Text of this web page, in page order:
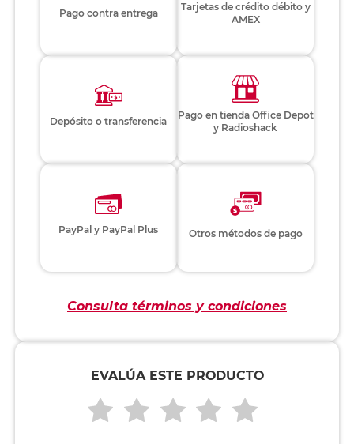
Pago contra entrega
Tarjetas de crédito débito y
AMEX
Depósito o transferencia
Pago en tienda Office Depot
y Radioshack
PayPal y PayPal Plus Otros métodos de pago
Consulta términos y condiciones
EVALÚA ESTE PRODUCTO